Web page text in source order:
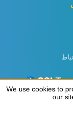
We use cookies to
our
We use cookies to
our